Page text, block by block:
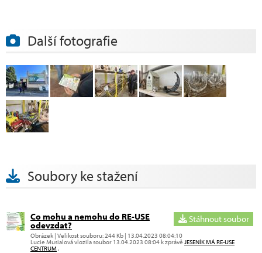
Další fotografie
Soubory ke stažení
Stáhnout soubor
Co mohu a nemohu do RE-USE
odevzdat?
Obrázek | Velikost souboru: 244 Kb | 13.04.2023 08:04:10
Lucie Musialová vlozila soubor 13.04.2023 08:04 k zprávě JESENÍK MÁ RE-USE
CENTRUM,